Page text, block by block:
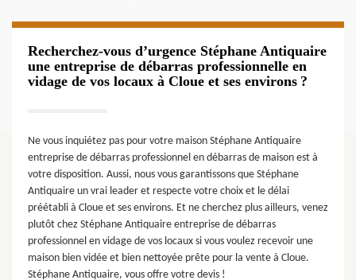
Recherchez-vous d’urgence Stéphane Antiquaire
une entreprise de débarras professionnelle en
vidage de vos locaux à Cloue et ses environs ?
Ne vous inquiétez pas pour votre maison Stéphane Antiquaire
entreprise de débarras professionnel en débarras de maison est à
votre disposition. Aussi, nous vous garantissons que Stéphane
Antiquaire un vrai leader et respecte votre choix et le délai
préétabli à Cloue et ses environs. Et ne cherchez plus ailleurs, venez
plutôt chez Stéphane Antiquaire entreprise de débarras
professionnel en vidage de vos locaux si vous voulez recevoir une
maison bien vidée et bien nettoyée prête pour la vente à Cloue.
Stéphane Antiquaire, vous offre votre devis !